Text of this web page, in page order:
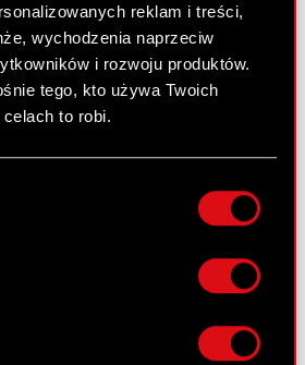
reklam i treści,
wychodzenia naprzeciw
i rozwoju produktów.
tego, kto używa Twoich
to robi.
dane dotyczące Twojej
z dokładnością nawet
Twoje urządzenie, aktywnie
je zbiory
nr 30/2011
przekazanych do
wiadomości przez Optimus
roku